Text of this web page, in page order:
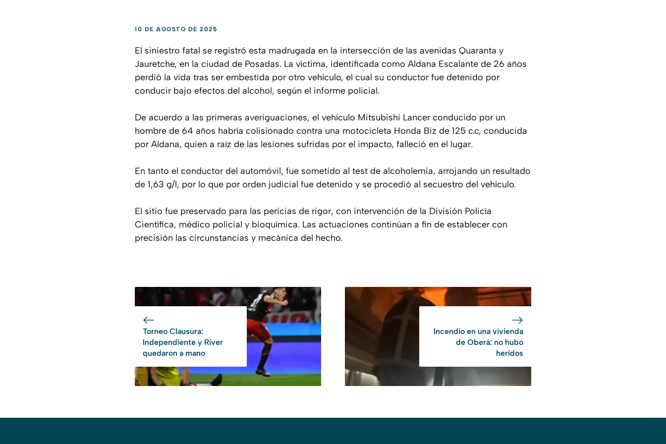
10 DE AGOSTO DE 2025
El siniestro fatal se registró esta madrugada en la intersección de las avenidas Quaranta y
Jauretche, en la ciudad de Posadas. La víctima, identificada como Aldana Escalante de 26 años
perdió la vida tras ser embestida por otro vehículo, el cual su conductor fue detenido por
conducir bajo efectos del alcohol, según el informe policial.
De acuerdo a las primeras averiguaciones, el vehículo Mitsubishi Lancer conducido por un
hombre de 64 años habría colisionado contra una motocicleta Honda Biz de 125 c.c, conducida
por Aldana, quien a raíz de las lesiones sufridas por el impacto, falleció en el lugar.
En tanto el conductor del automóvil, fue sometido al test de alcoholemia, arrojando un resultado
de 1,63 g/l, por lo que por orden judicial fue detenido y se procedió al secuestro del vehículo.
El sitio fue preservado para las pericias de rigor, con intervención de la División Policía
Científica, médico policial y bioquímica. Las actuaciones continúan a fin de establecer con
precisión las circunstancias y mecánica del hecho.
Torneo Clausura:
Independiente y River
quedaron a mano
Incendio en una vivienda
de Oberá: no hubo
heridos